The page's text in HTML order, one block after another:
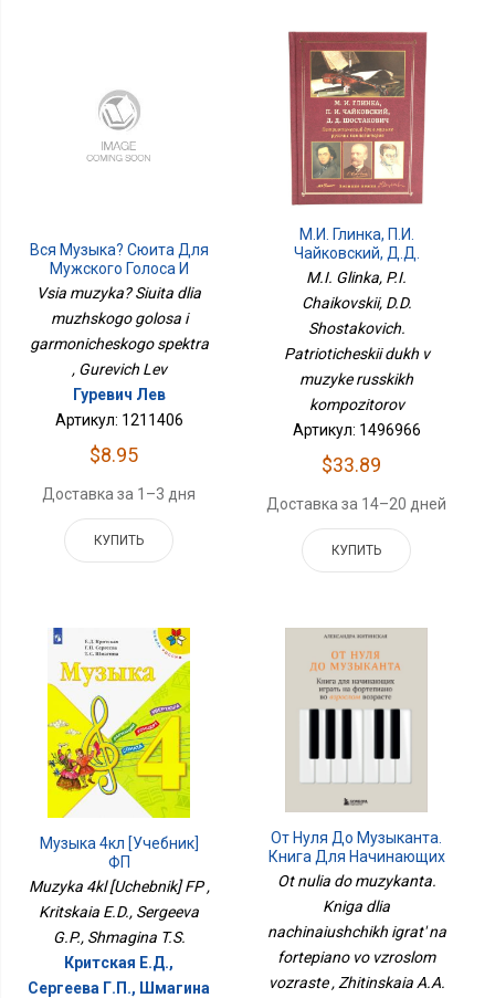
Вся Музыка? Сюита Для
Мужского Голоса И
Гармонического
Спектра
Vsia muzyka? Siuita dlia
muzhskogo golosa i
garmonicheskogo spektra
, Gurevich Lev
Гуревич Лев
Артикул: 1211406
$8.95
Доставка за 1–3 дня
КУПИТЬ
М.И. Глинка, П.И.
Чайковский, Д.Д.
Шостакович.
Патриотический Дух В
Музыке Русских
Композиторов
M.I. Glinka, P.I.
Chaikovskii, D.D.
Shostakovich.
Patrioticheskii dukh v
muzyke russkikh
kompozitorov
Артикул: 1496966
$33.89
Доставка за 14–20 дней
КУПИТЬ
Музыка 4кл [Учебник]
ФП
Muzyka 4kl [Uchebnik] FP ,
Kritskaia E.D., Sergeeva
G.P., Shmagina T.S.
Критская Е.Д.,
Сергеева Г.П., Шмагина
От Нуля До Музыканта.
Книга Для Начинающих
Играть На Фортепиано
Во Взрослом Возрасте
Ot nulia do muzykanta.
Kniga dlia
nachinaiushchikh igrat' na
fortepiano vo vzroslom
vozraste , Zhitinskaia A.A.